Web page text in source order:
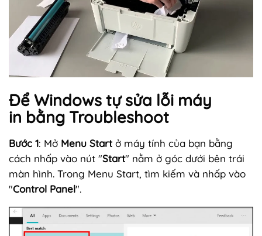
Để Windows tự sửa lỗi máy
in bằng Troubleshoot
Bước 1: Mở Menu Startở máy tính của bạn bằng
cách nhấp vào nút "Start" nằm ở góc dưới bên trái
màn hình. Trong Menu Start, tìm kiếm và nhấp vào
"Control Panel".